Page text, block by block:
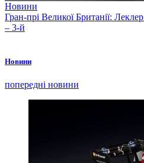
Новини
Гран-прі Великої Британії:
– 3-й
Новини
попередні новини